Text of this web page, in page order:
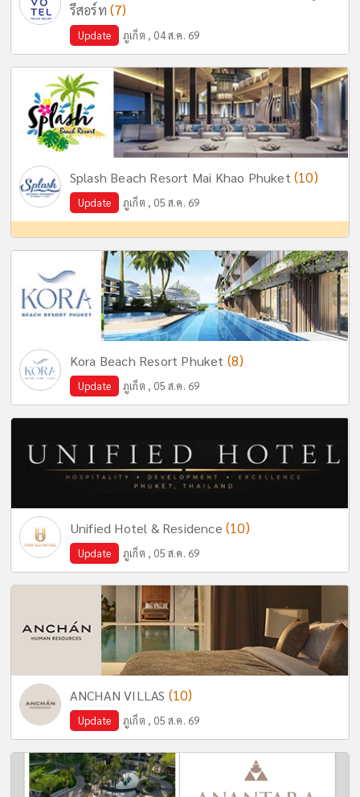
รีสอร์ท (7)
Update ภูเก็ต , 04 ส.ค. 69
Splash Beach Resort Mai Khao Phuket (10)
Update ภูเก็ต , 05 ส.ค. 69
Kora Beach Resort Phuket (8)
Update ภูเก็ต , 05 ส.ค. 69
Unified Hotel & Residence (10)
Update ภูเก็ต , 05 ส.ค. 69
ANCHAN VILLAS (10)
Update ภูเก็ต , 05 ส.ค. 69